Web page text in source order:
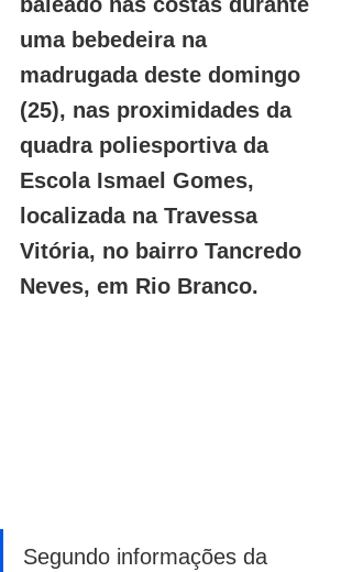
uma bebedeira na
madrugada deste domingo
(25), nas proximidades da
quadra poliesportiva da
Escola Ismael Gomes,
localizada na Travessa
Vitória, no bairro Tancredo
Neves, em Rio Branco.
Segundo informações da